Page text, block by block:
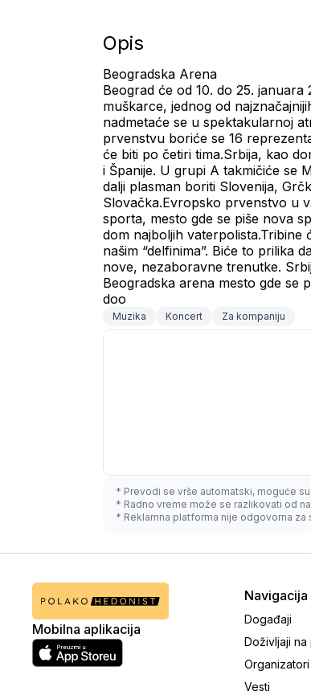
Opis
Beogradska Arena
Beograd će od 10. do 25.
muškarce, jednog od
nadmetaće se u spektakularnoj
prvenstvu boriće se 16
će biti po četiri tima.Srbija, kao
i Španije. U grupi A takmičiće se
dalji plasman boriti Slovenija,
Slovačka.Evropsko prvenstvo u
sporta, mesto gde se piše nova
dom najboljih vaterpolista.Tribine
našim “delfinima”. Biće to prilika
nove, nezaboravne trenutke.
Beogradska arena mesto gde se
doo
Muzika Koncert Za kompaniju
* Prevodi se vrše automatski, moguće
* Radno vreme može se razlikovati od
* Reklamna platforma nije odgovorna
Mobilna aplikacija
Navigacija
Događaji
Doživljaji na
Organizatori
Vesti